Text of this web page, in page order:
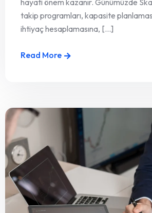
hayati önem kazanır. Günümüzde
takip programları, kapasite
ihtiyaç hesaplamasına, [...]
Read More